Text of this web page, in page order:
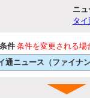
ニュ
タイ
件 条件を変更される場
通ニュース（ファイナ